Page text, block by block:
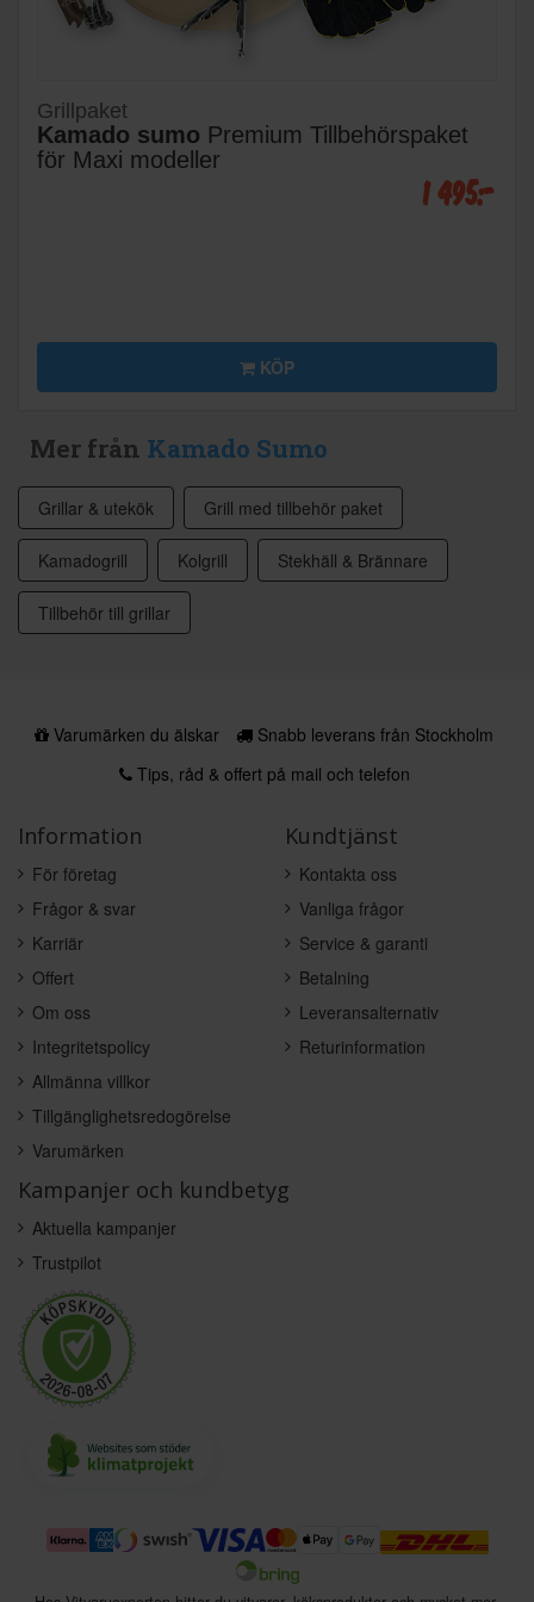
Grillpaket
Kamado sumo Premium Tillbehörspaket
för Maxi modeller
1 495:-
KÖP
Mer från Kamado Sumo
Grillar & utekök Grill med tillbehör paket
Kamadogrill Kolgrill Stekhäll & Brännare
Tillbehör till grillar
Varumärken du älskar
Snabb leverans från Stockholm
Tips, råd & offert på mail och telefon
Information
För företag
Frågor & svar
Karriär
Offert
Om oss
Integritetspolicy
Allmänna villkor
Tillgänglighetsredogörelse
Varumärken
Kundtjänst
Kontakta oss
Vanliga frågor
Service & garanti
Betalning
Leveransalternativ
Returinformation
Kampanjer och kundbetyg
Aktuella kampanjer
Trustpilot